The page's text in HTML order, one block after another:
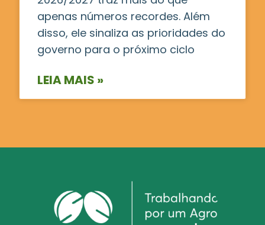
apenas números recordes. Além
disso, ele sinaliza as prioridades do
governo para o próximo ciclo
LEIA MAIS »